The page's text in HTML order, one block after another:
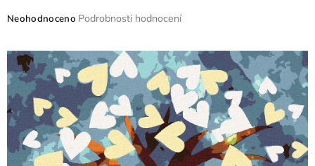
Průměrné
je
0,0
z
5
hvězdiček.
Neohodnoceno Podrobnosti hodnocení